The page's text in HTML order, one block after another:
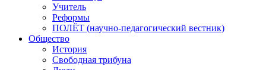
Учитель
Реформы
ПОЛЁТ (научно-педагогический вестник)
Общество
История
Свободная трибуна